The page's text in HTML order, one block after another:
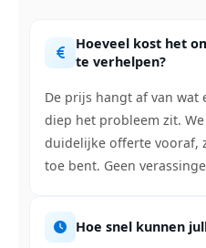
Hoeveel kost het
te verhelpen?
De prijs hangt af van wat
diep het probleem zit.
duidelijke offerte vooraf,
toe bent. Geen
Hoe snel kunnen